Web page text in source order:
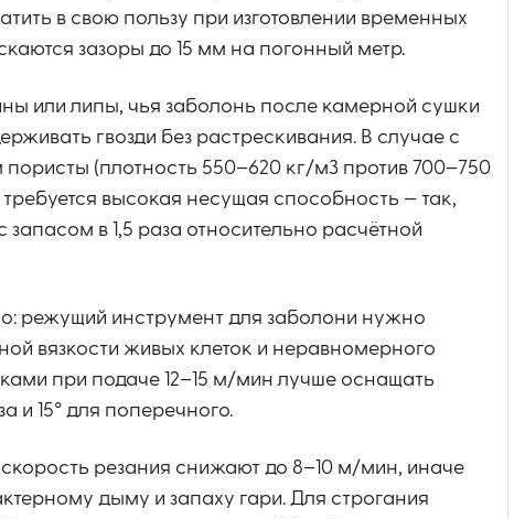
в свою пользу при изготовлении временных
зазоры до 15 мм на погонный метр.
или липы, чья заболонь после камерной сушки
гвозди без растрескивания. В случае с
(плотность 550–620 кг/м3 против 700–750
высокая несущая способность — так,
в 1,5 раза относительно расчётной
режущий инструмент для заболони нужно
вязкости живых клеток и неравномерного
при подаче 12–15 м/мин лучше оснащать
и 15° для поперечного.
резания снижают до 8–10 м/мин, иначе
дыму и запаху гари. Для строгания